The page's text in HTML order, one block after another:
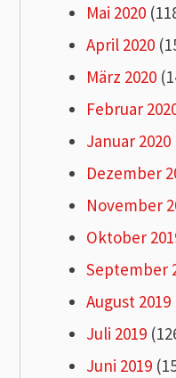
Mai 2020
April 2020
März 2020
Februar
Januar 2020
Dezember
November
Oktober
September
August 2019
Juli 2019
Juni 2019